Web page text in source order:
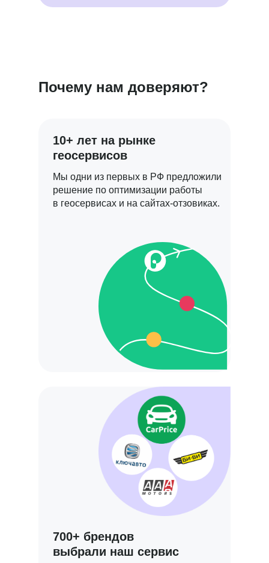
Почему нам доверяют?
10+ лет на рынке
геосервисов
Мы одни из первых в РФ предложили
решение по оптимизации работы
в геосервисах и на сайтах-отзовиках.
700+ брендов
выбрали наш сервис